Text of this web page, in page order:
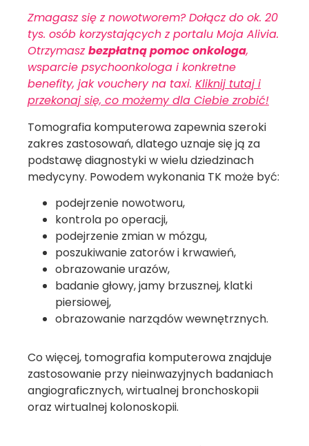
Zmagasz się z nowotworem? Dołącz do ok. 20
tys. osób korzystających z portalu Moja Alivia.
Otrzymaszbezpłatną pomoc onkologa,
wsparcie psychoonkologa i konkretne
benefity, jak vouchery na taxi. Kliknij tutaj i
przekonaj się, co możemy dla Ciebie zrobić!
Tomografia komputerowa zapewnia szeroki
zakres zastosowań, dlatego uznaje się ją za
podstawę diagnostyki w wielu dziedzinach
medycyny. Powodem wykonania TK może być:
podejrzenie nowotworu,
kontrola po operacji,
podejrzenie zmian w mózgu,
poszukiwanie zatorów i krwawień,
obrazowanie urazów,
badanie głowy, jamy brzusznej, klatki
piersiowej,
obrazowanie narządów wewnętrznych.
Co więcej, tomografia komputerowa znajduje
zastosowanie przy nieinwazyjnych badaniach
angiograficznych, wirtualnej bronchoskopii
oraz wirtualnej kolonoskopii.